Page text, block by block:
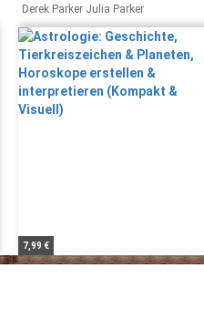
Horoskope erstellen &
interpretieren (Kompakt &
Visuell)
Derek Parker Julia Parker
7,99 €